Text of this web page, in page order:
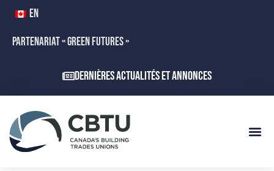
EN
PARTENARIAT « GREEN FUTURES »
Dernières actualités et annonces